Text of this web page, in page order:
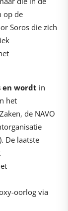
op de
Soros die zich
en wordt in
het
de NAVO
De laatste
oorlog via